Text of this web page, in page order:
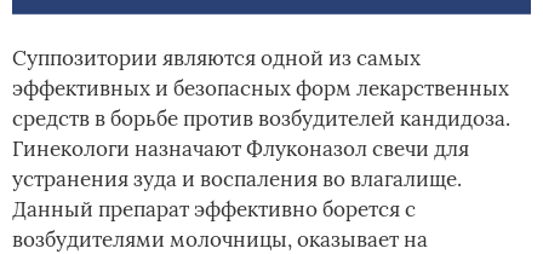
Суппозитории являются одной из самых
эффективных и безопасных форм лекарственных
средств в борьбе против возбудителей кандидоза.
Гинекологи назначают Флуконазол свечи для
устранения зуда и воспаления во влагалище.
Данный препарат эффективно борется с
возбудителями молочницы, оказывает на